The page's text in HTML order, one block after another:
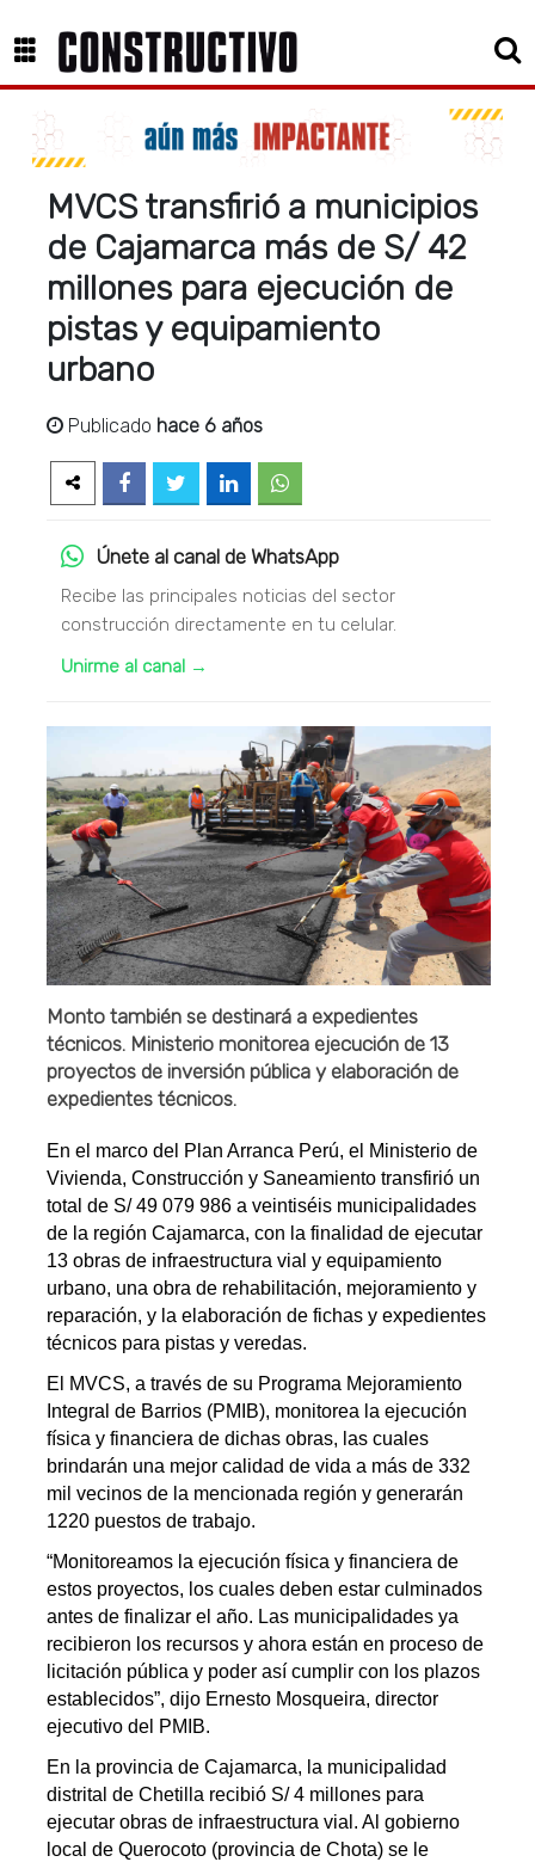
MVCS transfirió a municipios
de Cajamarca más de S/ 42
millones para ejecución de
pistas y equipamiento
urbano
Publicado hace 6 años
Únete al canal de WhatsApp
Recibe las principales noticias del sector
construcción directamente en tu celular.
Unirme al canal →
Monto también se destinará a expedientes
técnicos. Ministerio monitorea ejecución de 13
proyectos de inversión pública y elaboración de
expedientes técnicos.
En el marco del Plan Arranca Perú, el Ministerio de
Vivienda, Construcción y Saneamiento transfirió un
total de S/ 49 079 986 a veintiséis municipalidades
de la región Cajamarca, con la finalidad de ejecutar
13 obras de infraestructura vial y equipamiento
urbano, una obra de rehabilitación, mejoramiento y
reparación, y la elaboración de fichas y expedientes
técnicos para pistas y veredas.
El MVCS, a través de su Programa Mejoramiento
Integral de Barrios (PMIB), monitorea la ejecución
física y financiera de dichas obras, las cuales
brindarán una mejor calidad de vida a más de 332
mil vecinos de la mencionada región y generarán
1220 puestos de trabajo.
“Monitoreamos la ejecución física y financiera de
estos proyectos, los cuales deben estar culminados
antes de finalizar el año. Las municipalidades ya
recibieron los recursos y ahora están en proceso de
licitación pública y poder así cumplir con los plazos
establecidos”, dijo Ernesto Mosqueira, director
ejecutivo del PMIB.
En la provincia de Cajamarca, la municipalidad
distrital de Chetilla recibió S/ 4 millones para
ejecutar obras de infraestructura vial. Al gobierno
local de Querocoto (provincia de Chota) se le